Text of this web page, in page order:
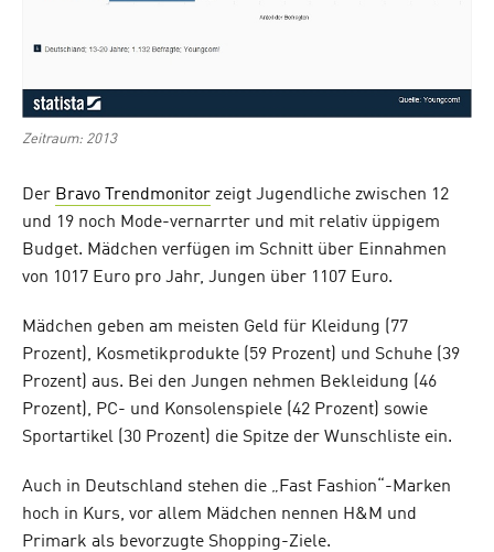
Zeitraum: 2013
Der Bravo Trendmonitor zeigt Jugendliche zwischen 12
und 19 noch Mode-vernarrter und mit relativ üppigem
Budget. Mädchen verfügen im Schnitt über Einnahmen
von 1017 Euro pro Jahr, Jungen über 1107 Euro.
Mädchen geben am meisten Geld für Kleidung (77
Prozent), Kosmetikprodukte (59 Prozent) und Schuhe (39
Prozent) aus. Bei den Jungen nehmen Bekleidung (46
Prozent), PC- und Konsolenspiele (42 Prozent) sowie
Sportartikel (30 Prozent) die Spitze der Wunschliste ein.
Auch in Deutschland stehen die „Fast Fashion“-Marken
hoch in Kurs, vor allem Mädchen nennen H&M und
Primark als bevorzugte Shopping-Ziele.